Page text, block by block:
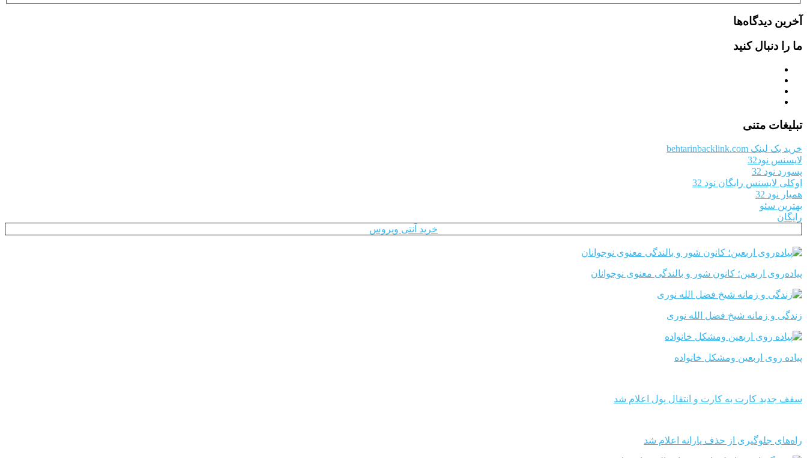
آخرین دیدگاه‌ها
ما را دنبال کنید
تبلیغات متنی
خرید بک لینک behtarinbacklink.com
لایسنس نود32
پسورد نود 32
اوکلی لایسنس رایگان نود 32
همیار نود 32
بهترین سئو
رایگان
خرید آنتی ویروس
پیاده‌روی اربعین؛ کانون شور و بالندگی معنوی نوجوانان
زندگی و زمانه شیخ فضل الله نوری
پیاده روی اربعین ومشکل خانواده
سقف جدید کارت به کارت و انتقال پول اعلام شد
راه‌های جلوگیری از حذف یارانه اعلام شد